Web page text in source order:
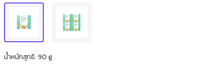
น้ำหนักสุทธิ: 90 g